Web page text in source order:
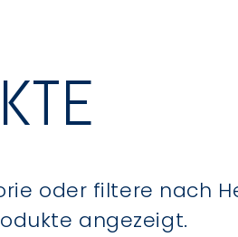
oder filtere nach
angezeigt.